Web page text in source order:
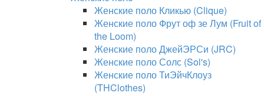
Женские поло Кликью (Clique)
Женские поло Фрут оф зе Лум (Fruit of
the Loom)
Женские поло ДжейЭРСи (JRC)
Женские поло Солс (Sol's)
Женские поло ТиЭйчКлоуз
(THClothes)